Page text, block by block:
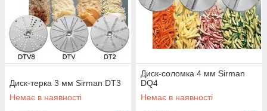
Диск-терка 3 мм Sirman DT3
Немає в наявності
Диск-соломка 4 мм Sirman
DQ4
Немає в наявності